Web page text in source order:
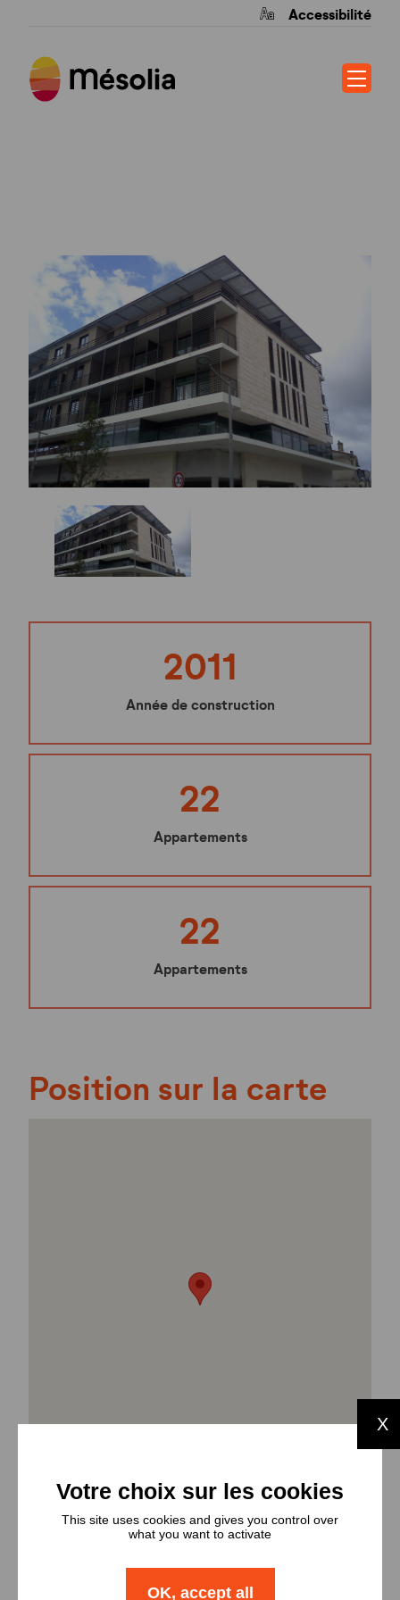
Accessibilité
2011
Année de construction
22
Appartements
22
Appartements
Position sur la carte
Types et
X
This site uses cookies and gives you control over
what you want to activate
OK, accept all